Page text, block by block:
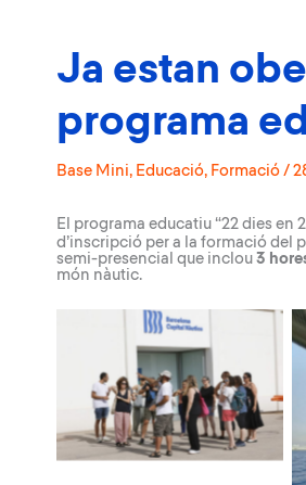
Ja estan
programa
Base Mini, Educació, Formació /
El programa educatiu “22 dies en
d’inscripció per a la formació del
semi-presencial que inclou 3
món nàutic.